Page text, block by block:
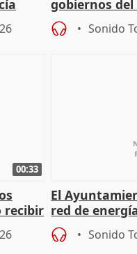
gobiernos
sobre los
Sonido
00:33
recibir
El
red de
autoconsumo
Sonido